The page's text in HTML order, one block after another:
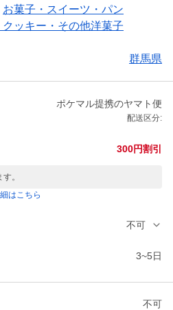
お菓子・スイーツ・パン
ッキー・その他洋菓子
群馬県
ポケマル提携のヤマト便
配送区分:
300円割引
。
はこちら
不可
3~5日
不可